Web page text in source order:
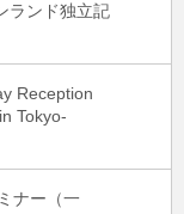
ランド独立記
Reception
Tokyo-
ナー（一